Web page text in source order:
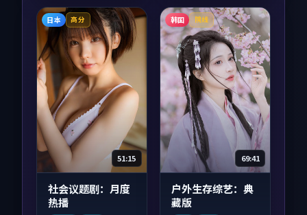
日本 高分
51:15
社会议题剧：月度
热播
韩国 院线
69:41
户外生存综艺：典
藏版